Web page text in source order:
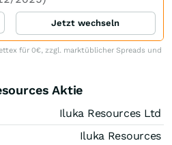
Jetzt wechseln
für 0€, zzgl. marktüblicher Spreads und
Aktie
Iluka Resources Ltd
Iluka Resources